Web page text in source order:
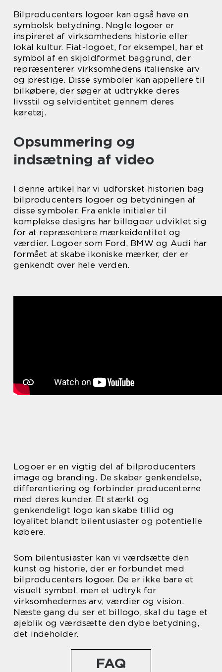
Bilproducenters logoer kan også have en
symbolsk betydning. Nogle logoer er
inspireret af virksomhedens historie eller
lokal kultur. Fiat-logoet, for eksempel, har et
symbol af en skjoldformet baggrund, der
repræsenterer virksomhedens italienske arv
og prestige. Disse symboler kan appellere til
bilkøbere, der søger at udtrykke deres
livsstil og selvidentitet gennem deres
køretøj.
Opsummering og
indsætning af video
I denne artikel har vi udforsket historien bag
bilproducenters logoer og betydningen af
disse symboler. Fra enkle initialer til
komplekse designs har billogoer udviklet sig
for at repræsentere mærkeidentitet og
værdier. Logoer som Ford, BMW og Audi har
formået at skabe ikoniske mærker, der er
genkendt over hele verden.
Logoer er en vigtig del af bilproducenters
image og branding. De skaber genkendelse,
differentiering og forbinder producenterne
med deres kunder. Et stærkt og
genkendeligt logo kan skabe tillid og
loyalitet blandt bilentusiaster og potentielle
købere.
Som bilentusiaster kan vi værdsætte den
kunst og historie, der er forbundet med
bilproducenters logoer. De er ikke bare et
visuelt symbol, men et udtryk for
virksomhedernes arv, værdier og vision.
Næste gang du ser et billogo, skal du tage et
øjeblik og værdsætte den dybe betydning,
det indeholder.
FAQ